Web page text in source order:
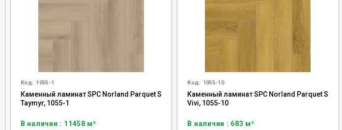
Код: 1055-1
Каменный ламинат SPC Norland Parquet S
Taymyr, 1055-1
В наличии : 11458 м²
Код: 1055-10
Каменный ламинат SPC Norland Parquet S
Vivi, 1055-10
В наличии : 683 м²